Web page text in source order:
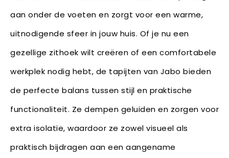
aan onder de voeten en zorgt voor een warme,
uitnodigende sfeer in jouw huis. Of je nu een
gezellige zithoek wilt creëren of een comfortabele
werkplek nodig hebt, de tapijten van Jabo bieden
de perfecte balans tussen stijl en praktische
functionaliteit. Ze dempen geluiden en zorgen voor
extra isolatie, waardoor ze zowel visueel als
praktisch bijdragen aan een aangename